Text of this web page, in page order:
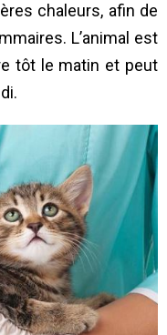
chaleurs, afin de
L’animal est
tôt le matin et peut